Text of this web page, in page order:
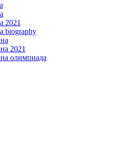
2021
biography
2021
олимпиада